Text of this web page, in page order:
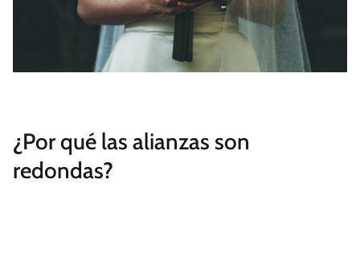
¿Por qué las alianzas son
redondas?